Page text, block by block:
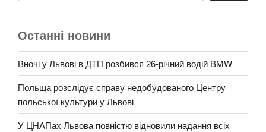
Останні новини
Вночі у Львові в ДТП розбився 26-річний водій BMW
Польща розслідує справу недобудованого Центру
польської культури у Львові
У ЦНАПах Львова повністю відновили надання всіх